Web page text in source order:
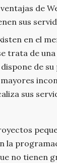
de
sus
en el
trata de
de
sus
la
no tienen